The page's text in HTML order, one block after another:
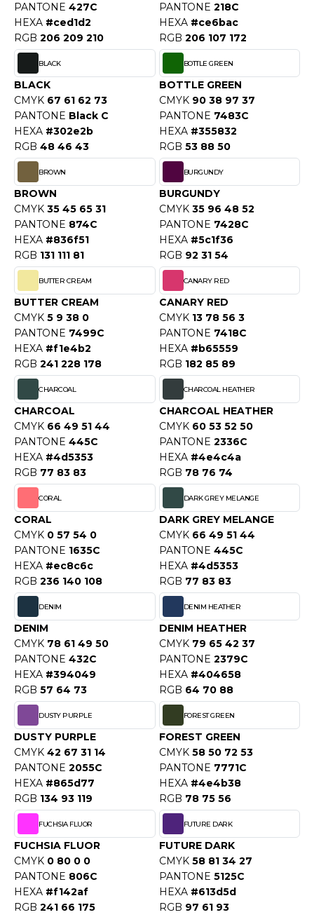
GEN
MORNING STUDIOS
SEGURIDAD
DUICK
LEWIS
ATHLETIC®
ATHLETIC® COLLECTION
ETIQUETTE
CLOTHING
DENIM
JAYS
ONE TOWELLING
PANTONE 427C
HEXA #ced1d2
RGB 206 209 210
PANTONE 218C
HEXA #ce6bac
RGB 206 107 172
BLACK
BLACK
CMYK 67 61 62 73
PANTONE Black C
HEXA #302e2b
RGB 48 46 43
BOTTLE GREEN
BOTTLE GREEN
CMYK 90 38 97 37
PANTONE 7483C
HEXA #355832
RGB 53 88 50
BROWN
BROWN
CMYK 35 45 65 31
PANTONE 874C
HEXA #836f51
RGB 131 111 81
BURGUNDY
BURGUNDY
CMYK 35 96 48 52
PANTONE 7428C
HEXA #5c1f36
RGB 92 31 54
BUTTER CREAM
BUTTER CREAM
CMYK 5 9 38 0
PANTONE 7499C
HEXA #f1e4b2
RGB 241 228 178
CANARY RED
CANARY RED
CMYK 13 78 56 3
PANTONE 7418C
HEXA #b65559
RGB 182 85 89
CHARCOAL
CHARCOAL
CMYK 66 49 51 44
PANTONE 445C
HEXA #4d5353
RGB 77 83 83
CHARCOAL HEATHER
CHARCOAL HEATHER
CMYK 60 53 52 50
PANTONE 2336C
HEXA #4e4c4a
RGB 78 76 74
CORAL
CORAL
CMYK 0 57 54 0
PANTONE 1635C
HEXA #ec8c6c
RGB 236 140 108
DARK GREY MELANGE
DARK GREY MELANGE
CMYK 66 49 51 44
PANTONE 445C
HEXA #4d5353
RGB 77 83 83
DENIM
DENIM
CMYK 78 61 49 50
PANTONE 432C
HEXA #394049
RGB 57 64 73
DENIM HEATHER
DENIM HEATHER
CMYK 79 65 42 37
PANTONE 2379C
HEXA #404658
RGB 64 70 88
DUSTY PURPLE
DUSTY PURPLE
CMYK 42 67 31 14
PANTONE 2055C
HEXA #865d77
RGB 134 93 119
FOREST GREEN
FOREST GREEN
CMYK 58 50 72 53
PANTONE 7771C
HEXA #4e4b38
RGB 78 75 56
FUCHSIA FLUOR
FUCHSIA FLUOR
CMYK 0 80 0 0
PANTONE 806C
HEXA #f142af
RGB 241 66 175
FUTURE DARK
FUTURE DARK
CMYK 58 81 34 27
PANTONE 5125C
HEXA #613d5d
RGB 97 61 93